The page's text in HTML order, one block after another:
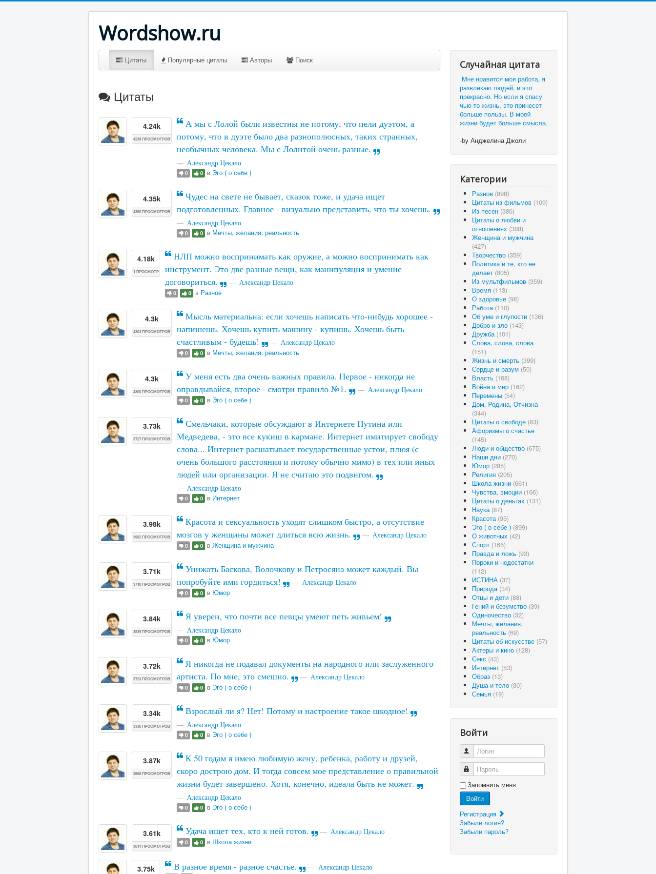
Wordshow.ru
Цитаты Популярные цитаты Авторы Поиск
Цитаты
4.24k
4239 ПРОСМОТРОВ
А мы с Лолой были известны не потому, что пели дуэтом, а
потому, что в дуэте было два разнополюсных, таких странных,
необычных человека. Мы с Лолитой очень разные.
Александр Цекало
0 0 в Эго ( о себе )
4.35k
4350 ПРОСМОТРОВ
Чудес на свете не бывает, сказок тоже, и удача ищет
подготовленных. Главное - визуально представить, что ты хочешь.
Александр Цекало
0 0 в Мечты, желания, реальность
4.18k
1 ПРОСМОТР
НЛП можно воспринимать как оружие, а можно воспринимать как
инструмент. Это две разные вещи, как манипуляция и умение
договориться.
Александр Цекало
0 0 в Разное
4.3k
4303 ПРОСМОТРОВ
Мысль материальна: если хочешь написать что-нибудь хорошее -
напишешь. Хочешь купить машину - купишь. Хочешь быть
счастливым - будешь!
Александр Цекало
0 0 в Мечты, желания, реальность
4.3k
4300 ПРОСМОТРОВ
У меня есть два очень важных правила. Первое - никогда не
оправдывайся, второе - смотри правило №1.
Александр Цекало
0 0 в Эго ( о себе )
3.73k
3727 ПРОСМОТРОВ
Смельчаки, которые обсуждают в Интернете Путина или
Медведева, - это все кукиш в кармане. Интернет имитирует свободу
слова... Интернет расшатывает государственные устои, плюя (с
очень большого расстояния и потому обычно мимо) в тех или иных
людей или организации. Я не считаю это подвигом.
Александр Цекало
0 0 в Интернет
3.98k
3982 ПРОСМОТРОВ
Красота и сексуальность уходят слишком быстро, а отсутствие
мозгов у женщины может длиться всю жизнь.
Александр Цекало
0 0 в Женщина и мужчина
3.71k
3710 ПРОСМОТРОВ
Унижать Баскова, Волочкову и Петросяна может каждый. Вы
попробуйте ими гордиться!
Александр Цекало
0 0 в Юмор
3.84k
3839 ПРОСМОТРОВ
Я уверен, что почти все певцы умеют петь живьем!
Александр Цекало
0 0 в Юмор
3.72k
3723 ПРОСМОТРОВ
Я никогда не подавал документы на народного или заслуженного
артиста. По мне, это смешно.
Александр Цекало
0 0 в Эго ( о себе )
3.34k
3336 ПРОСМОТРОВ
Взрослый ли я? Нет! Потому и настроение такое шкодное!
Александр Цекало
0 0 в Эго ( о себе )
3.87k
3868 ПРОСМОТРОВ
К 50 годам я имею любимую жену, ребенка, работу и друзей,
скоро дострою дом. И тогда совсем мое представление о правильной
жизни будет завершено. Хотя, конечно, идеала быть не может.
Александр Цекало
0 0 в Эго ( о себе )
3.61k
3611 ПРОСМОТРОВ
Удача ищет тех, кто к ней готов. Александр Цекало
0 0 в Школа жизни
3.75k В разное время - разное счастье. Александр Цекало
Случайная цитата
Мне нравится моя работа, я
развлекаю людей, и это
прекрасно. Но если я спасу
чью-то жизнь, это принесет
больше пользы. В моей
жизни будет больше смысла.
-by Анджелина Джоли
Категории
Разное (898)
Цитаты из фильмов (109)
Из песен (386)
Цитаты о любви и
отношениях (388)
Женщина и мужчина
(427)
Творчество (359)
Политика и те, кто ее
делает (805)
Из мультфильмов (359)
Время (113)
О здоровье (98)
Работа (110)
Об уме и глупости (136)
Добро и зло (143)
Дружба (101)
Слова, слова, слова
(151)
Жизнь и смерть (399)
Сердце и разум (50)
Власть (168)
Война и мир (162)
Перемены (54)
Дом, Родина, Отчизна
(344)
Цитаты о свободе (83)
Афоризмы о счастье
(145)
Люди и общество (675)
Наши дни (270)
Юмор (285)
Религия (205)
Школа жизни (661)
Чувства, эмоции (166)
Цитаты о деньгах (131)
Наука (87)
Красота (95)
Эго ( о себе ) (899)
О животных (42)
Спорт (165)
Правда и ложь (93)
Пороки и недостатки
(112)
ИСТИНА (37)
Природа (34)
Отцы и дети (88)
Гений и безумство (39)
Одиночество (32)
Мечты, желания,
реальность (69)
Цитаты об искусстве (57)
Актеры и кино (128)
Секс (43)
Интернет (53)
Образ (13)
Душа и тело (30)
Семья (19)
Войти
Логин
Пароль
Запомнить меня
Войти
Регистрация
Забыли логин?
Забыли пароль?